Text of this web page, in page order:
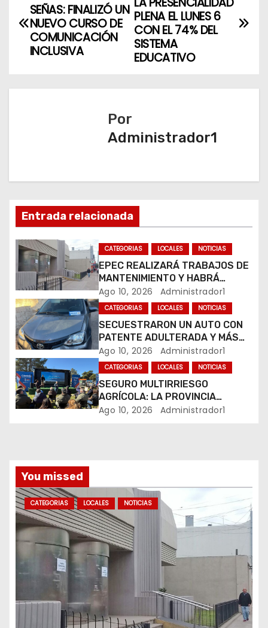
a
g
n
d
e
e
n
t
r
a
s
PLENA EL LUNES 6
CON EL 74% DEL
SISTEMA
EDUCATIVO
SEÑAS: FINALIZÓ UN
NUEVO CURSO DE
COMUNICACIÓN
INCLUSIVA
Por
Administrador1
Entrada relacionada
CATEGORIAS LOCALES NOTICIAS
EPEC REALIZARÁ TRABAJOS DE
MANTENIMIENTO Y HABRÁ
CORTES DE LUZ EN DISTINTOS
SECTORES DE RÍO CUARTO
Ago 10, 2026 Administrador1
CATEGORIAS LOCALES NOTICIAS
SECUESTRARON UN AUTO CON
PATENTE ADULTERADA Y MÁS
DE 20 MOTOS DURANTE LOS
OPERATIVOS DEL FIN DE
SEMANA
Ago 10, 2026 Administrador1
CATEGORIAS LOCALES NOTICIAS
SEGURO MULTIRRIESGO
AGRÍCOLA: LA PROVINCIA
ENTREGÓ INDEMNIZACIONES A
Ago 10, 2026 Administrador1
You missed
CATEGORIAS LOCALES NOTICIAS